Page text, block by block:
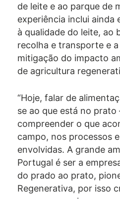
de leite e ao parque de
experiência inclui ainda
à qualidade do leite, ao
recolha e transporte e
mitigação do impacto
de agricultura
“Hoje, falar de
se ao que está no
compreender o que
campo, nos processos
envolvidas. A grande
Portugal é ser a
do prado ao prato,
Regenerativa, por isso